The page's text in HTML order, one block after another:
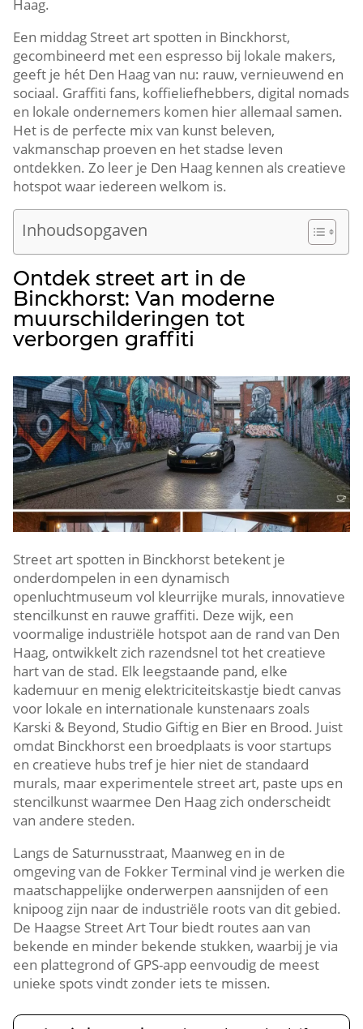
Haag.​
Een middag Street art spotten in Binckhorst,
gecombineerd met een espresso bij lokale makers,
geeft je hét Den Haag van nu: rauw, vernieuwend en
sociaal.​ Graffiti fans, koffieliefhebbers, digital nomads
en lokale ondernemers komen hier allemaal samen.​
Het is de perfecte mix van kunst beleven,
vakmanschap proeven en het stadse leven
ontdekken.​ Zo leer je Den Haag kennen als creatieve
hotspot waar iedereen welkom is.​
Inhoudsopgaven
Ontdek street art in de
Binckhorst: Van moderne
muurschilderingen tot
verborgen graffiti
Street art spotten in Binckhorst betekent je
onderdompelen in een dynamisch
openluchtmuseum vol kleurrijke murals, innovatieve
stencilkunst en rauwe graffiti.​ Deze wijk, een
voormalige industriële hotspot aan de rand van Den
Haag, ontwikkelt zich razendsnel tot het creatieve
hart van de stad.​ Elk leegstaande pand, elke
kademuur en menig elektriciteitskastje biedt canvas
voor lokale en internationale kunstenaars zoals
Karski & Beyond, Studio Giftig en Bier en Brood.​ Juist
omdat Binckhorst een broedplaats is voor startups
en creatieve hubs tref je hier niet de standaard
murals, maar experimentele street art, paste ups en
stencilkunst waarmee Den Haag zich onderscheidt
van andere steden.​
Langs de Saturnusstraat, Maanweg en in de
omgeving van de Fokker Terminal vind je werken die
maatschappelijke onderwerpen aansnijden of een
knipoog zijn naar de industriële roots van dit gebied.​
De Haagse Street Art Tour biedt routes aan van
bekende en minder bekende stukken, waarbij je via
een plattegrond of GPS-app eenvoudig de meest
unieke spots vindt zonder iets te missen.​